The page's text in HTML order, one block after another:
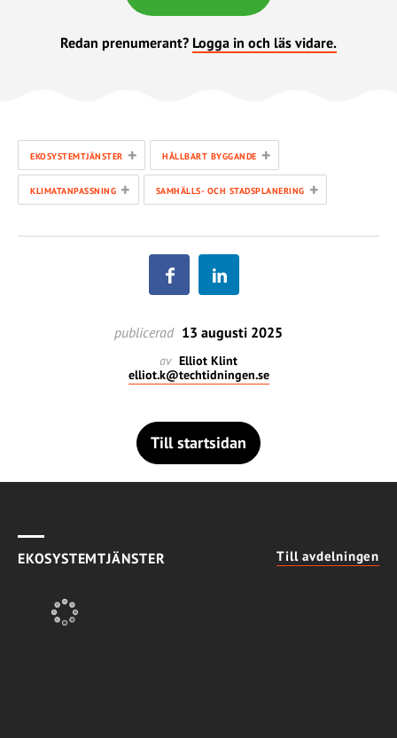
Redan prenumerant? Logga in och läs vidare.
EKOSYSTEMTJÄNSTER + HÅLLBART BYGGANDE +
KLIMATANPASSNING + SAMHÄLLS- OCH STADSPLANERING +
publicerad 13 augusti 2025
av Elliot Klint
elliot.k@techtidningen.se
Till startsidan
EKOSYSTEMTJÄNSTER Till avdelningen